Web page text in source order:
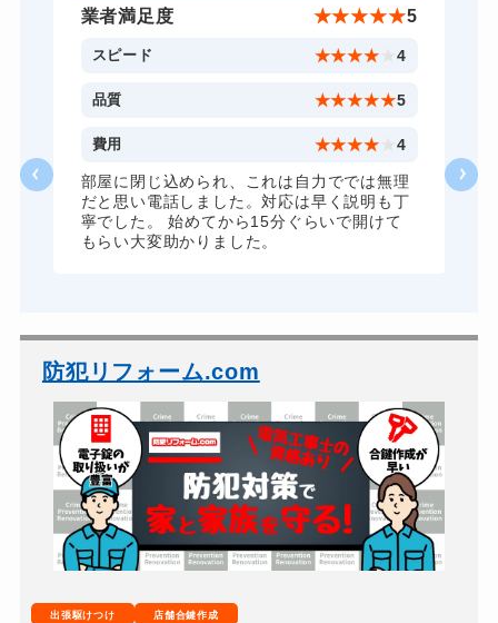
業者満足度 ★★★★★5
スピード ★★★★ 4
品質 ★★★★★5
費用 ★★★★ 4
部屋に閉じ込められ、これは自力ででは無理
だと思い電話しました。対応は早く説明も丁
寧でした。 始めてから15分ぐらいで開けて
もらい大変助かりました。
防犯リフォーム.com
出張駆けつけ 店舗合鍵作成